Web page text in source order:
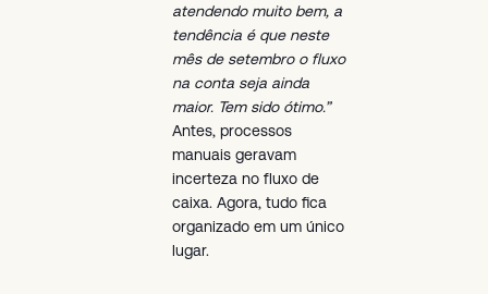
atendendo muito bem, a
tendência é que neste
mês de setembro o fluxo
na conta seja ainda
maior. Tem sido ótimo.”
Antes, processos
manuais geravam
incerteza no fluxo de
caixa. Agora, tudo fica
organizado em um único
lugar.